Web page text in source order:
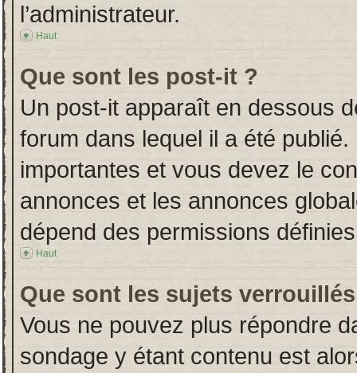
l’administrateur.
Haut
Que sont les post-it ?
Un post-it apparaît en dessous
forum dans lequel il a été
importantes et vous devez le
annonces et les annonces
dépend des permissions
Haut
Que sont les sujets
Vous ne pouvez plus répondre
sondage y étant contenu est